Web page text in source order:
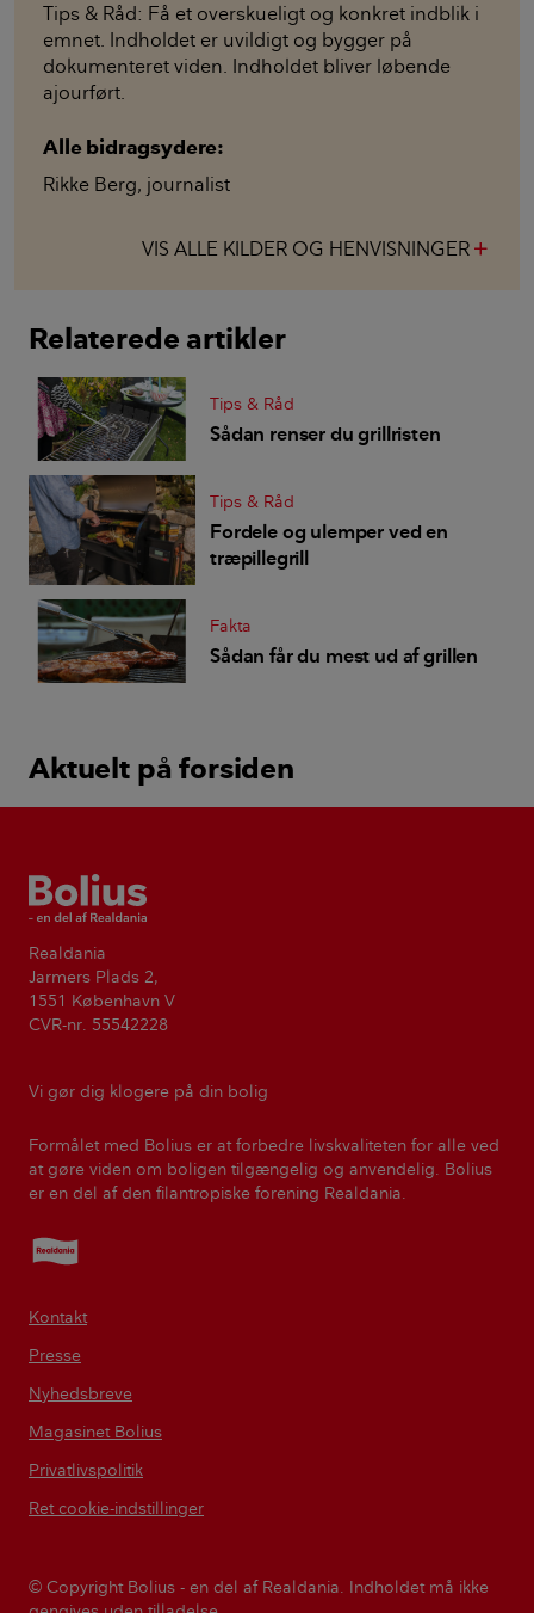
Tips & Råd: Få et overskueligt og konkret indblik i
emnet. Indholdet er uvildigt og bygger på
dokumenteret viden. Indholdet bliver løbende
ajourført.
Alle bidragsydere:
Rikke Berg, journalist
VIS ALLE KILDER OG HENVISNINGER
Relaterede artikler
Tips & Råd
Sådan renser du grillristen
Tips & Råd
Fordele og ulemper ved en
træpillegrill
Fakta
Sådan får du mest ud af grillen
Aktuelt på forsiden
Bolius
Realdania
Jarmers Plads 2,
1551 København V
CVR-nr. 55542228
Vi gør dig klogere på din bolig
Formålet med Bolius er at forbedre livskvaliteten for alle ved
at gøre viden om boligen tilgængelig og anvendelig. Bolius
er en del af den filantropiske forening Realdania.
Realdania
Kontakt
Presse
Nyhedsbreve
Magasinet Bolius
Privatlivspolitik
Ret cookie-indstillinger
© Copyright Bolius - en del af Realdania. Indholdet må ikke